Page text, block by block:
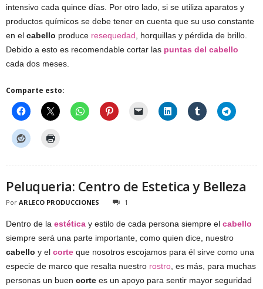
intensivo cada quince días. Por otro lado, si se utiliza aparatos y
productos químicos se debe tener en cuenta que su uso constante
en el cabello produce resequedad , horquillas y pérdida de brillo.
Debido a esto es recomendable cortar las puntas del cabello
cada dos meses.
Comparte esto:
Peluqueria: Centro de Estetica y Belleza
Por ARLECO PRODUCCIONES 1
Dentro de la estética y estilo de cada persona siempre el cabello
siempre será una parte importante, como quien dice, nuestro
cabello y el corte que nosotros escojamos para él sirve como una
especie de marco que resalta nuestro rostro , es más, para muchas
personas un buen corte es un apoyo para sentir mayor seguridad